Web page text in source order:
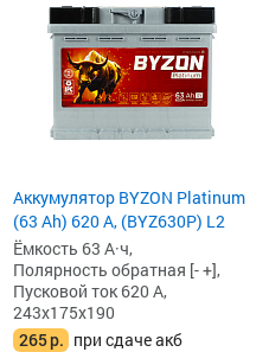
Аккумулятор BYZON Platinum
(63 Ah) 620 А, (BYZ630P) L2
Ёмкость 63 А·ч,
Полярность обратная [- +],
Пусковой ток 620 А,
243x175x190
265р. при сдаче акб